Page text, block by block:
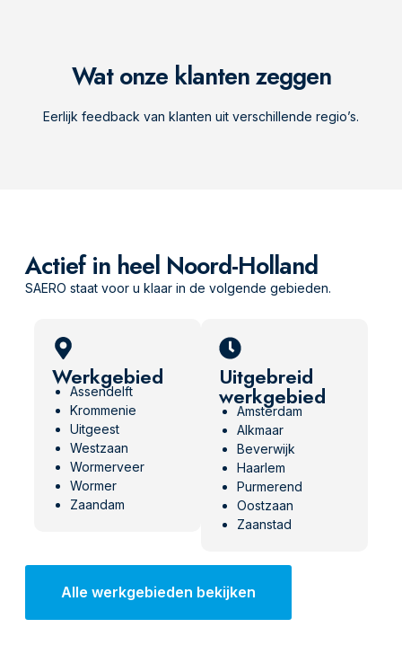
Wat onze klanten zeggen
Eerlijk feedback van klanten uit verschillende regio’s.
Actief in heel Noord-Holland
SAERO staat voor u klaar in de volgende gebieden.
Werkgebied
Assendelft
Krommenie
Uitgeest
Westzaan
Wormerveer
Wormer
Zaandam
Uitgebreid
werkgebied
Amsterdam
Alkmaar
Beverwijk
Haarlem
Purmerend
Oostzaan
Zaanstad
Alle werkgebieden bekijken